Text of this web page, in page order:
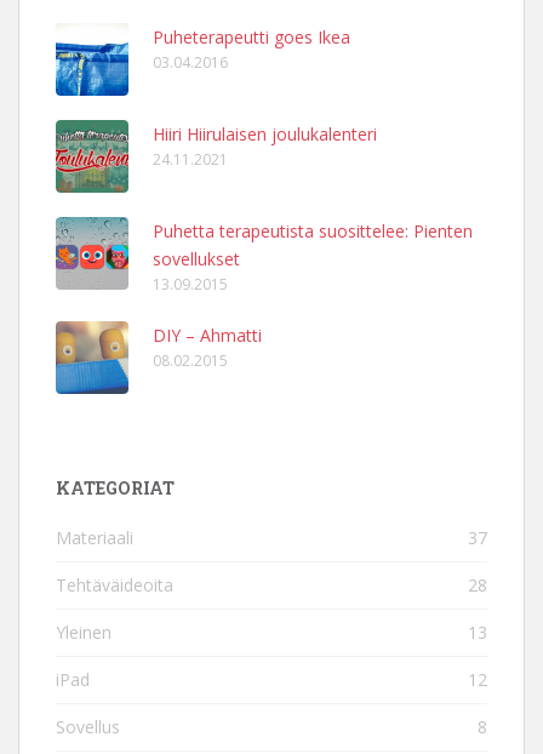
Puheterapeutti goes Ikea
03.04.2016
Hiiri Hiirulaisen joulukalenteri
24.11.2021
Puhetta terapeutista suosittelee: Pienten
sovellukset
13.09.2015
DIY – Ahmatti
08.02.2015
KATEGORIAT
Materiaali 37
Tehtäväideoita 28
Yleinen 13
iPad 12
Sovellus 8